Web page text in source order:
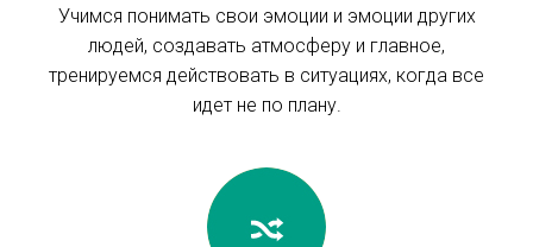
Учимся понимать свои эмоции и эмоции других
людей, создавать атмосферу и главное,
тренируемся действовать в ситуациях, когда все
идет не по плану.